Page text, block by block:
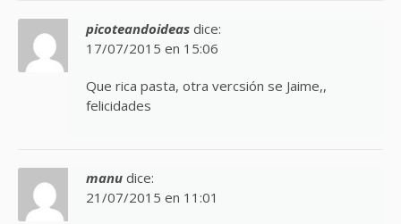
picoteandoideas dice:
17/07/2015 en 15:06
Que rica pasta, otra vercsión se Jaime,,
felicidades
manu dice:
21/07/2015 en 11:01